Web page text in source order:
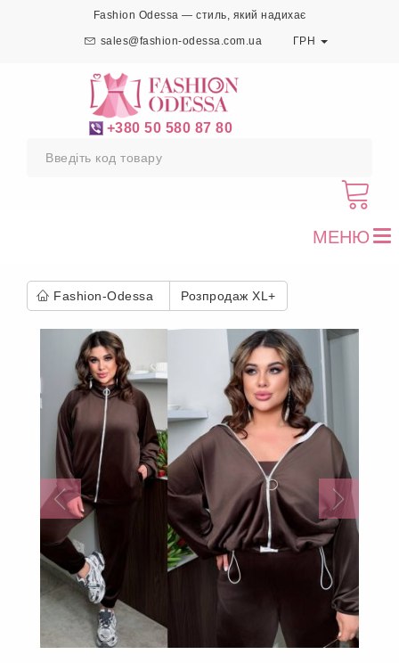
Fashion Odessa — стиль, який надихає
sales@fashion-odessa.com.ua ГРН
+380 50 580 87 80
МЕНЮ
Fashion-Odessa Розпродаж XL+